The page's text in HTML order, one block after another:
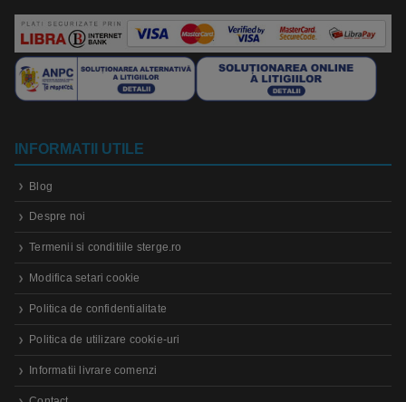
INFORMATII UTILE
Blog
Despre noi
Termenii si conditiile sterge.ro
Modifica setari cookie
Politica de confidentialitate
Politica de utilizare cookie-uri
Informatii livrare comenzi